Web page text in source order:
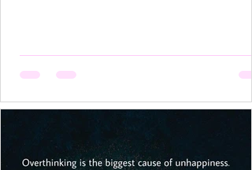
अनुग्रह समझो।और यदि अस्वीकार करे,तो उसकी इच्छा
उन्होंने ठहरकर कहा—